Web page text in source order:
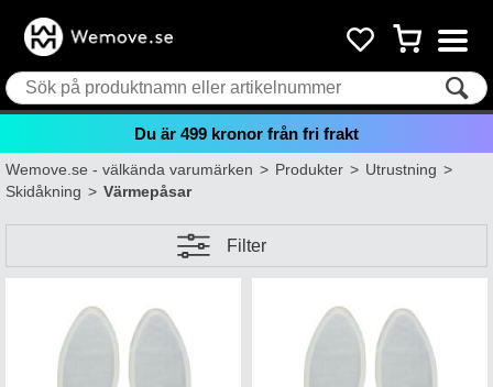
Du är 499 kronor från fri frakt
Wemove.se - välkända varumärken>Produkter>Utrustning>
Skidåkning>Värmepåsar
Filter